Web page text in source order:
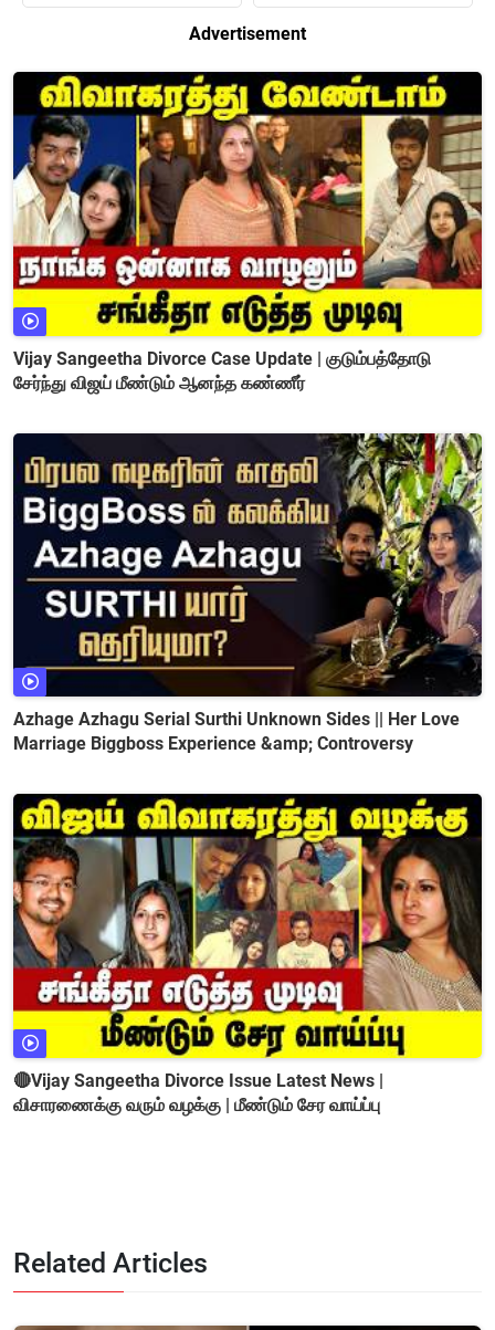
Advertisement
Vijay Sangeetha Divorce Case Update | குடும்பத்தோடு
சேர்ந்து விஜய் மீண்டும் ஆனந்த கண்ணீர்
Azhage Azhagu Serial Surthi Unknown Sides || Her Love
Marriage Biggboss Experience &amp; Controversy
🔴Vijay Sangeetha Divorce Issue Latest News |
விசாரணைக்கு வரும் வழக்கு | மீண்டும் சேர வாய்ப்பு
Related Articles